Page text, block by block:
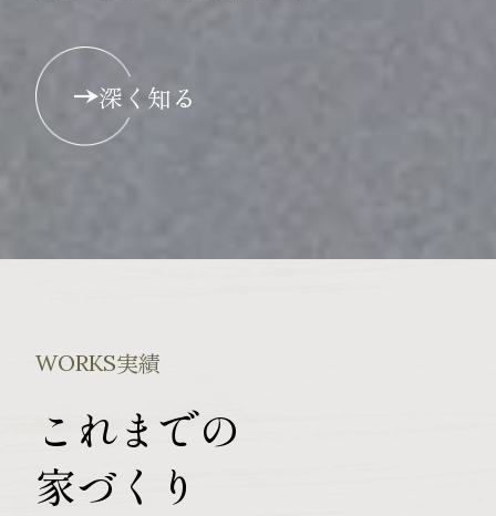
深く知る
WORKS実績
これまでの
家づくり